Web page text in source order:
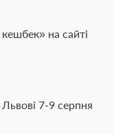
на сайті
7-9 серпня